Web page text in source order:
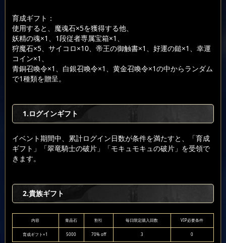
育成ギフト：
使用すると、魔魂石×5を獲得する他、
妖精の魂×1、1段従者専属宝箱×1、
狩魔石×5、サイコロ×10、帝王の御触書×1、好運の鎚×1、幸運
コイン×1、
青銅召喚令×1、白銀召喚令×1、黄金召喚令×1の中からランダム
で1種類を贈呈。
1.ログインギフト
イベント期間中、累計ログイン日数が条件を満たすと、「育成
ギフト」「翠竜騎士の破片」「モキュモキュの破片」を受領で
きます。
2.貴族ギフト
内容 青晶石 割引 毎日限定購入回数 VIP必要条件
育成ギフト×1 5000 70% off 3 0